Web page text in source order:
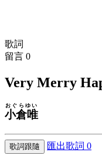
歌詞
留言 0
Very Merry
小倉唯
おぐらゆい
歌詞跟隨 匯出歌詞 0